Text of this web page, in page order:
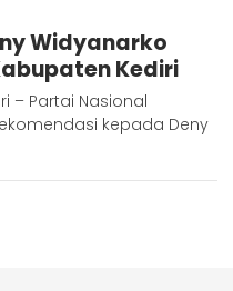
Widyanarko
Kediri
– Partai Nasional
kepada Deny